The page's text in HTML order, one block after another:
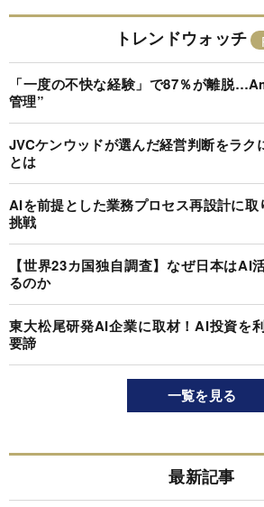
トレンドウォッチ
「一度の不快な経験」で87％が離脱
管理”
JVCケンウッドが選んだ経営判断をラク
とは
AIを前提とした業務プロセス再設計に
挑戦
【世界23カ国独自調査】なぜ日本はAI
るのか
東大松尾研発AI企業に取材！AI投資を
要諦
一覧を見る
最新記事